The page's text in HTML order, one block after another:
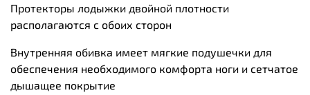
Протекторы лодыжки двойной плотности
располагаются с обоих сторон
Внутренняя обивка имеет мягкие подушечки для
обеспечения необходимого комфорта ноги и сетчатое
дышащее покрытие